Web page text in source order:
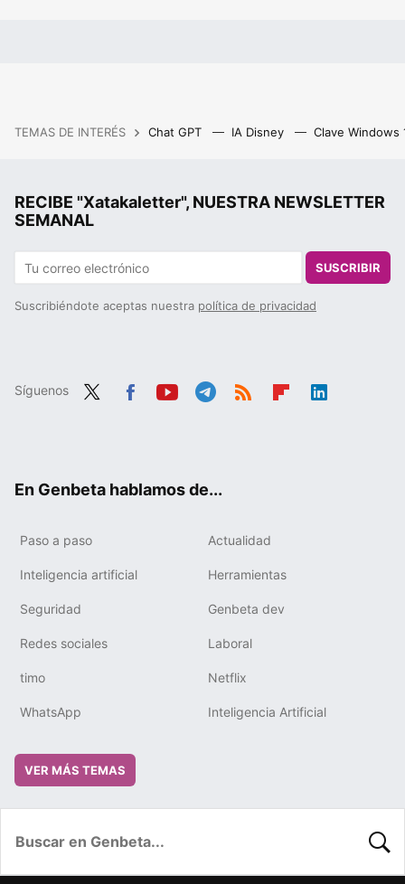
TEMAS DE INTERÉS Chat GPT IA Disney Clave Windows
RECIBE "Xatakaletter", NUESTRA NEWSLETTER
SEMANAL
SUSCRIBIR
Suscribiéndote aceptas nuestra política de privacidad
Síguenos
En Genbeta hablamos de...
Paso a paso Actualidad
Inteligencia artificial Herramientas
Seguridad Genbeta dev
Redes sociales Laboral
timo Netflix
WhatsApp Inteligencia Artificial
VER MÁS TEMAS